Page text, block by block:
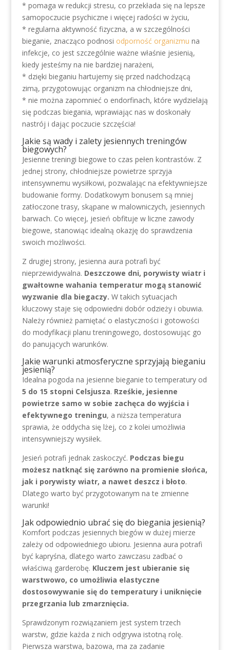
* pomaga w redukcji stresu, co przekłada się na lepsze
samopoczucie psychiczne i więcej radości w życiu,
* regularna aktywność fizyczna, a w szczególności
bieganie, znacząco podnosi odporność organizmu na
infekcje, co jest szczególnie ważne właśnie jesienią,
kiedy jesteśmy na nie bardziej narażeni,
* dzięki bieganiu hartujemy się przed nadchodzącą
zimą, przygotowując organizm na chłodniejsze dni,
* nie można zapomnieć o endorfinach, które wydzielają
się podczas biegania, wprawiając nas w doskonały
nastrój i dając poczucie szczęścia!
Jakie są wady i zalety jesiennych treningów
biegowych?
Jesienne treningi biegowe to czas pełen kontrastów. Z
jednej strony, chłodniejsze powietrze sprzyja
intensywnemu wysiłkowi, pozwalając na efektywniejsze
budowanie formy. Dodatkowym bonusem są mniej
zatłoczone trasy, skąpane w malowniczych, jesiennych
barwach. Co więcej, jesień obfituje w liczne zawody
biegowe, stanowiąc idealną okazję do sprawdzenia
swoich możliwości.
Z drugiej strony, jesienna aura potrafi być
nieprzewidywalna. Deszczowe dni, porywisty wiatr i
gwałtowne wahania temperatur mogą stanowić
wyzwanie dla biegaczy. W takich sytuacjach
kluczowy staje się odpowiedni dobór odzieży i obuwia.
Należy również pamiętać o elastyczności i gotowości
do modyfikacji planu treningowego, dostosowując go
do panujących warunków.
Jakie warunki atmosferyczne sprzyjają bieganiu
jesienią?
Idealna pogoda na jesienne bieganie to temperatury od
5 do 15 stopni Celsjusza. Rześkie, jesienne
powietrze samo w sobie zachęca do wyjścia i
efektywnego treningu, a niższa temperatura
sprawia, że oddycha się lżej, co z kolei umożliwia
intensywniejszy wysiłek.
Jesień potrafi jednak zaskoczyć. Podczas biegu
możesz natknąć się zarówno na promienie słońca,
jak i porywisty wiatr, a nawet deszcz i błoto.
Dlatego warto być przygotowanym na te zmienne
warunki!
Jak odpowiednio ubrać się do biegania jesienią?
Komfort podczas jesiennych biegów w dużej mierze
zależy od odpowiedniego ubioru. Jesienna aura potrafi
być kapryśna, dlatego warto zawczasu zadbać o
właściwą garderobę. Kluczem jest ubieranie się
warstwowo, co umożliwia elastyczne
dostosowywanie się do temperatury i uniknięcie
przegrzania lub zmarznięcia.
Sprawdzonym rozwiązaniem jest system trzech
warstw, gdzie każda z nich odgrywa istotną rolę.
Pierwsza warstwa, bazowa, ma za zadanie